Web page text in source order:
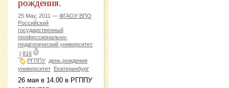
25 May, 2011 — ФГАОУ ВПО
Российский
государственный
профессионально-
педагогический университет
| 816
РГППУ день рождения
университет Екатеринбург
26 мая в 14.00 в РГППУ